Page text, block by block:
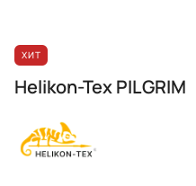
ХИТ
Helikon-Tex PILGRIM